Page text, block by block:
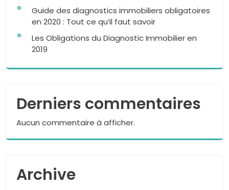
Guide des diagnostics immobiliers obligatoires
en 2020 : Tout ce qu’il faut savoir
Les Obligations du Diagnostic Immobilier en
2019
Derniers commentaires
Aucun commentaire à afficher.
Archive